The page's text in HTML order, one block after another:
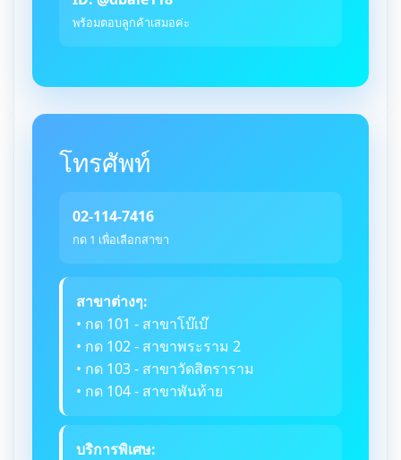
พร้อมตอบลูกค้าเสมอค่ะ
โทรศัพท์
02-114-7416
กด 1 เพื่อเลือกสาขา
สาขาต่างๆ:
• กด 101 - สาขาโบ๊เบ๊
• กด 102 - สาขาพระราม 2
• กด 103 - สาขาวัดสิตราราม
• กด 104 - สาขาพันท้าย
บริการพิเศษ: